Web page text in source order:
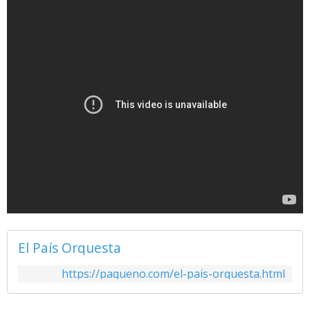
El País Orquesta
https://paqueno.com/el-pais-orquesta.html